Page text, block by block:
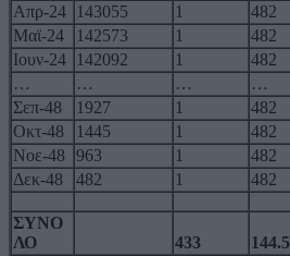
Απρ-24
143055 1 482
Μαϊ-24
142573 1 482
Ιουν-24
142092 1 482
…
… … …
Σεπ-48
1927 1 482
Οκτ-48
1445 1 482
Νοε-48
963 1 482
Δεκ-48
482 1 482
ΣΥΝΟ
ΛΟ
433